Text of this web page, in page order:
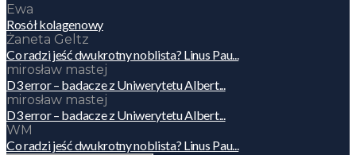
Ewa
Rosół kolagenowy
Żaneta Geltz
Co radzi jeść dwukrotny noblista? Linus Pau...
mirosław mastej
D3 error – badacze z Uniwerytetu Albert...
mirosław mastej
D3 error – badacze z Uniwerytetu Albert...
WM
Co radzi jeść dwukrotny noblista? Linus Pau...